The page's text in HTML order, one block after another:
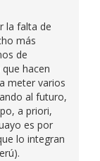
la falta de
más
de
hacen
meter varios
al futuro,
a priori,
es por
lo integran